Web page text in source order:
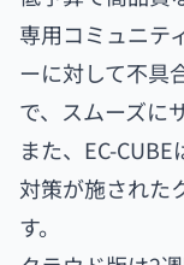
専用コミュニテ
ーに対して不具
で、スムーズに
また、EC-
対策が施された
す。